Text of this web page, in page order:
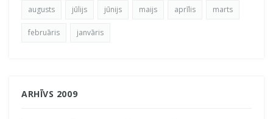
augusts jūlijs jūnijs maijs aprīlis marts
februāris janvāris
ARHĪVS 2009